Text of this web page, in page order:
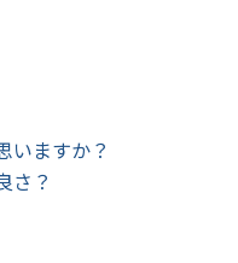
いますか？
さ？